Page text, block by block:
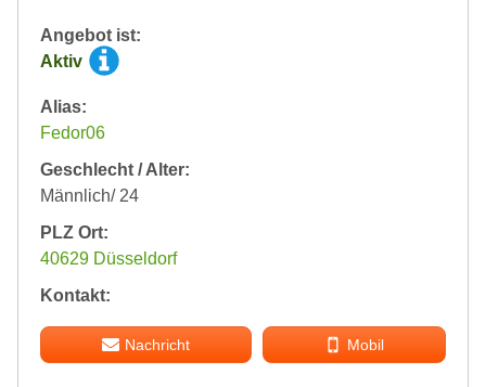
Angebot ist:
Aktiv
Alias:
Fedor06
Geschlecht / Alter:
Männlich/ 24
PLZ Ort:
40629 Düsseldorf
Kontakt:
Nachricht Mobil